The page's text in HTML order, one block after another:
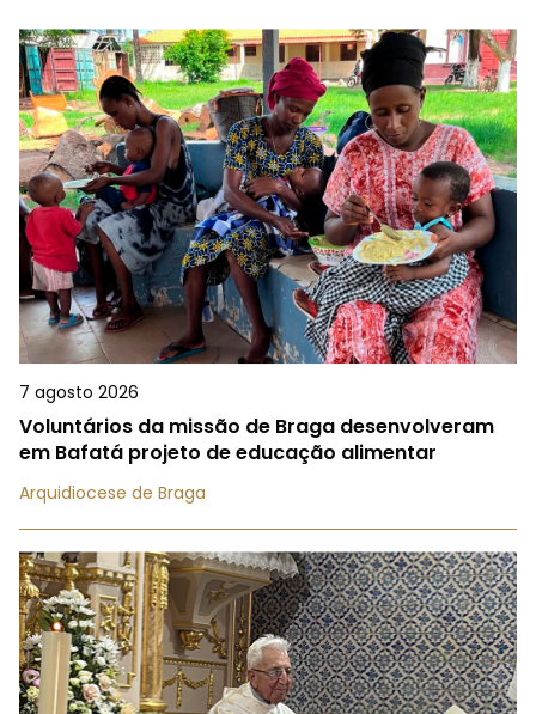
7 agosto 2026
Voluntários da missão de Braga desenvolveram
em Bafatá projeto de educação alimentar
Arquidiocese de Braga